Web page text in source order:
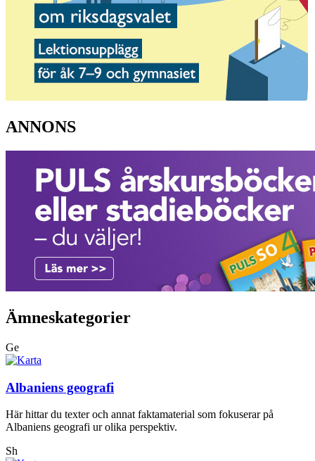
ANNONS
Ämneskategorier
Ge
Albaniens geografi
Här hittar du texter och annat faktamaterial som fokuserar på
Albaniens geografi ur olika perspektiv.
Sh